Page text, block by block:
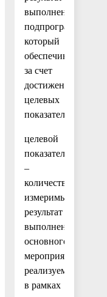
выполнения
подпрограммы,
который
обеспечивается
за счет
достижения
целевых
показателей;
целевой
показатель
–
количественно
измеримый
результат
выполнения
основного
мероприятия,
реализуемого
в рамках